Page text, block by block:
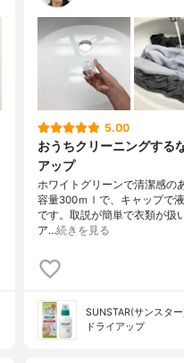
5.00
おうちクリーニングする
アップ
ホワイトグリーンで清潔感の
容量300ｍｌで、キャップで
です。取説が簡単で衣類が扱
ア…続きを見る
SUNSTAR(サンスタ
ドライアップ